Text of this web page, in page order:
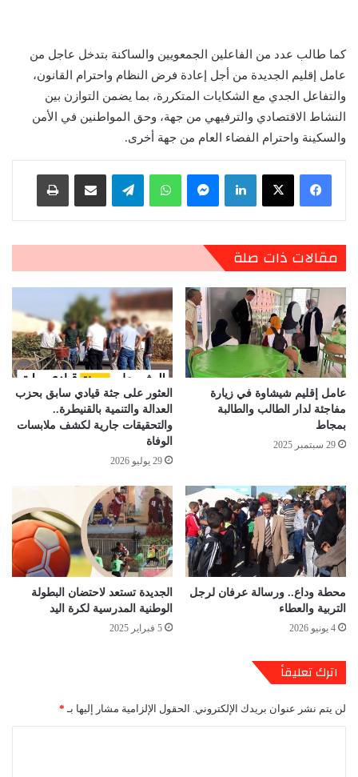
كما طالب عدد من الفاعلين الجمعويين والساكنة بتدخل عاجل من
عامل إقليم الجديدة من أجل إعادة فرض النظام واحترام القانون،
والتفاعل الجدي مع الشكايات المتكررة، بما يضمن التوازن بين
النشاط الاقتصادي والترفيهي من جهة، وحق المواطنين في الأمن
والسكينة واحترام الفضاء العام من جهة أخرى.
لينكدإن ماسنجر واتساب تيلقرام مشاركة عبر البريد طباعة
مقالات ذات صلة
عامل إقليم شيشاوة في زيارة
مفاجئة لدار الطالب والطالبة
بمجاط
29 سبتمبر 2025
العثور على جثة قيادي سابق بحزب
العدالة والتنمية بالقنيطرة..
والتحقيقات جارية لكشف ملابسات
الوفاة
29 يوليو 2026
محطة وداع.. ورسالة عرفان لرجل
التربية والعطاء
4 يونيو 2026
الجديدة تستعد لاحتضان البطولة
الوطنية المدرسية لكرة اليد
5 فبراير 2025
اترك تعليقاً
لن يتم نشر عنوان بريدك الإلكتروني. الحقول الإلزامية مشار إليها بـ *